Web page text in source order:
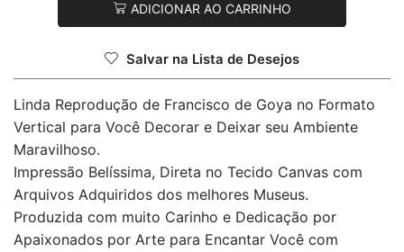
ADICIONAR AO CARRINHO
Salvar na Lista de Desejos
Linda Reprodução de Francisco de Goya no Formato
Vertical para Você Decorar e Deixar seu Ambiente
Maravilhoso.
Impressão Belíssima, Direta no Tecido Canvas com
Arquivos Adquiridos dos melhores Museus.
Produzida com muito Carinho e Dedicação por
Apaixonados por Arte para Encantar Você com